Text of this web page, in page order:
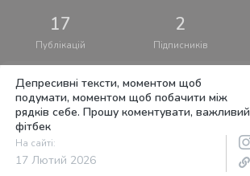
17
Публікацій
2
Підписників
Депресивні тексти, моментом щоб
подумати, моментом щоб побачити між
рядків себе. Прошу коментувати, важливий
фітбек
На сайті:
17 Лютий 2026